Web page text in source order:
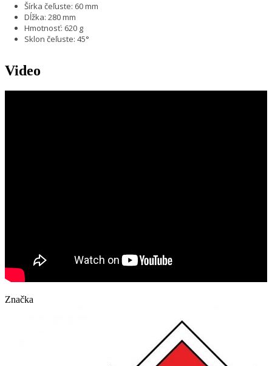
Šírka čeľuste: 60 mm
Dĺžka: 280 mm
Hmotnosť: 620 g
Sklon čeľuste: 45°
Video
Značka